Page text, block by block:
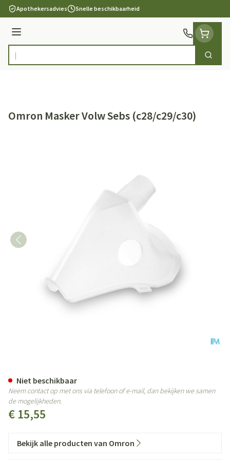
Ga naar de inhoud
Apothekersadvies Snelle beschikbaarheid
Menu
Product, merk, categorie... Zoek
Omron Masker Volw Sebs (c28/c29/c30)
€ 15,55
Niet beschikbaar
Neem contact op met ons via telefoon of e-mail, dan bekijken we samen
de mogelijkheden.
Bekijk alle producten van Omron